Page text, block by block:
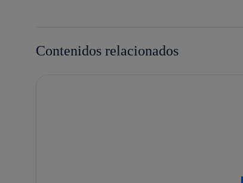
Contenidos relacionados